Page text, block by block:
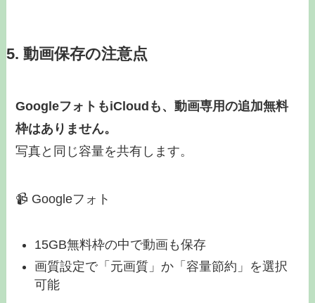
5. 動画保存の注意点
GoogleフォトもiCloudも、動画専用の追加無料
枠はありません。
写真と同じ容量を共有します。
📹 Googleフォト
15GB無料枠の中で動画も保存
画質設定で「元画質」か「容量節約」を選択
可能